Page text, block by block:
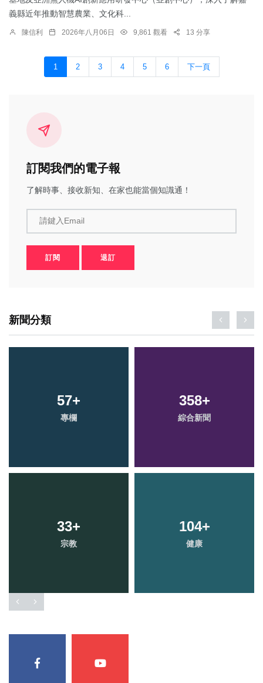
義縣近年推動智慧農業、文化科...
陳信利 2026年八月06日 9,861 觀看 13 分享
1 2 3 4 5 6 下一頁
訂閱我們的電子報
了解時事、接收新知、在家也能當個知識通！
請鍵入Email
訂閱 退訂
新聞分類
57+
專欄
358+
綜合新聞
33+
宗教
104+
健康